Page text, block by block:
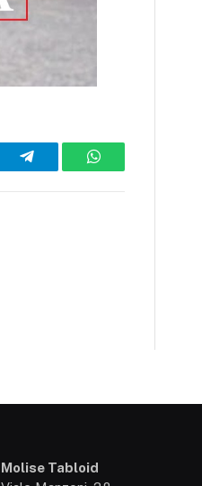
Telegram WhatsApp
Molise Tabloid